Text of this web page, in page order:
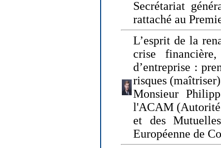
Secrétariat
rattaché au
L’esprit de la
crise
d’entreprise :
risques
Monsieur
l'ACAM (Autorité
et des
Européenne de